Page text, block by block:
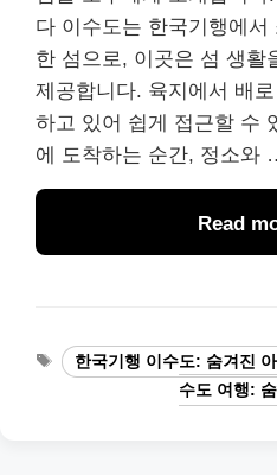
다 이수도는 한국기행에
한 섬으로, 이곳은 섬 생활
제공합니다. 육지에서 배
하고 있어 쉽게 접근할 수
에 도착하는 순간, 정소와
Read
Tags한국기행 이수도: 숨겨진
수도 여행: